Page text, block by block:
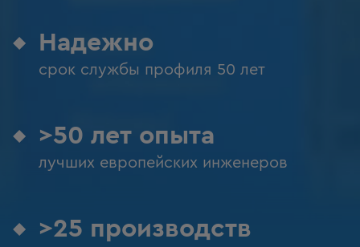
Надежно
срок службы профиля 50 лет
>50 лет опыта
лучших европейских инженеров
>25 производств